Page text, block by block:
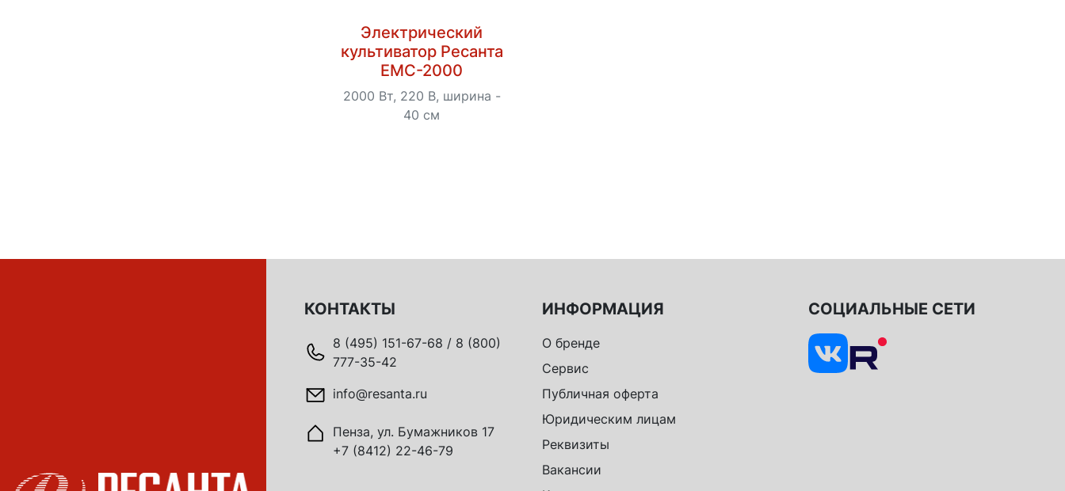
Электрический
культиватор Ресанта
ЕМС-2000
2000 Вт, 220 В, ширина -
40 см
КОНТАКТЫ
8 (495) 151-67-68 / 8 (800)
777-35-42
info@resanta.ru
Пенза, ул. Бумажников 17
+7 (8412) 22-46-79
ИНФОРМАЦИЯ
О бренде
Сервис
Публичная оферта
Юридическим лицам
Реквизиты
Вакансии
СОЦИАЛЬНЫЕ СЕТИ